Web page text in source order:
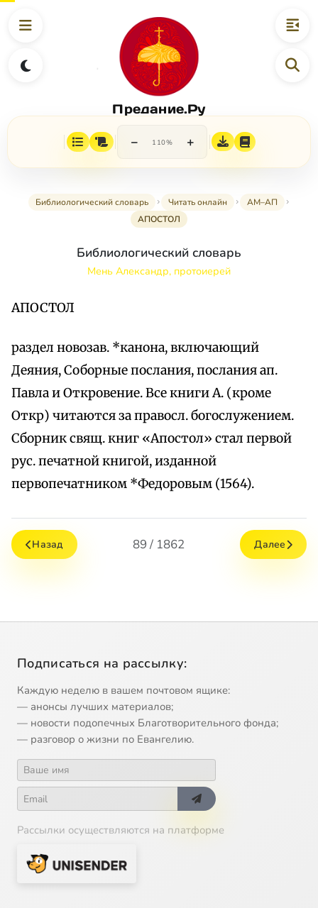
Предание.Ру
− 110% +
Библиологический словарь Читать онлайн
АМ–АП
АПОСТОЛ
Библиологический словарь
Мень Александр, протоиерей
АПОСТОЛ
раздел новозав. *канона, включающий
Деяния, Соборные послания, послания ап.
Павла и Откровение. Все книги А. (кроме
Откр) читаются за правосл. богослужением.
Сборник свящ. книг «Апостол» стал первой
рус. печатной книгой, изданной
первопечатником *Федоровым (1564).
Назад 89 / 1862 Далее
Подписаться на рассылку:
Каждую неделю в вашем почтовом ящике:
— анонсы лучших материалов;
— новости подопечных Благотворительного фонда;
— разговор о жизни по Евангелию.
Рассылки осуществляются на платформе